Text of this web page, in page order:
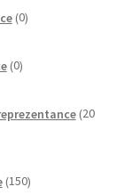
0izdelkov
0izdelkov
20
150izdelkov